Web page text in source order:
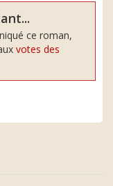
ce roman,
votes des